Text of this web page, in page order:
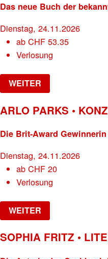
Das neue Buch der
Dienstag, 24.11.2026
abCHF 53.35
Verlosung
WEITER
ARLO PARKS •
Die Brit-Award
Dienstag, 24.11.2026
abCHF 20
Verlosung
WEITER
SOPHIA FRITZ •